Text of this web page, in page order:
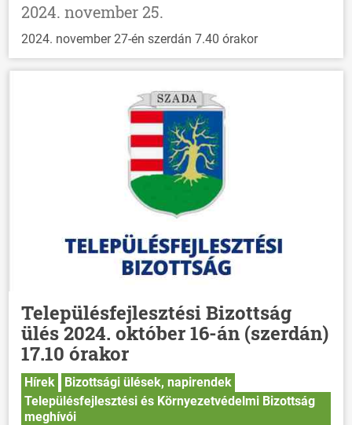
2024. november 25.
2024. november 27-én szerdán 7.40 órakor
Településfejlesztési Bizottság
ülés 2024. október 16-án (szerdán)
17.10 órakor
Hírek
Bizottsági ülések, napirendek
Településfejlesztési és Környezetvédelmi Bizottság
meghívói